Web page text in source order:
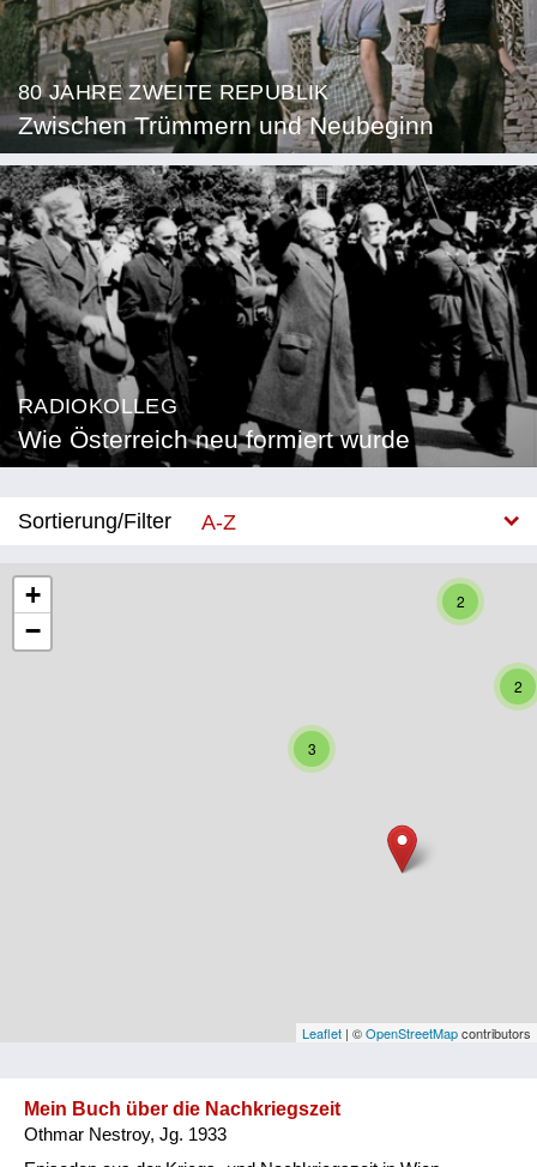
80 JAHRE ZWEITE REPUBLIK
Zwischen Trümmern und Neubeginn
RADIOKOLLEG
Wie Österreich neu formiert wurde
Sortierung/Filter
A-Z
Niederösterreich
Vorarlberg
Kategorie
2
2
3
+
−
Leaflet | ©OpenStreetMapcontributors
Mein Buch über die Nachkriegszeit
Othmar Nestroy, Jg. 1933